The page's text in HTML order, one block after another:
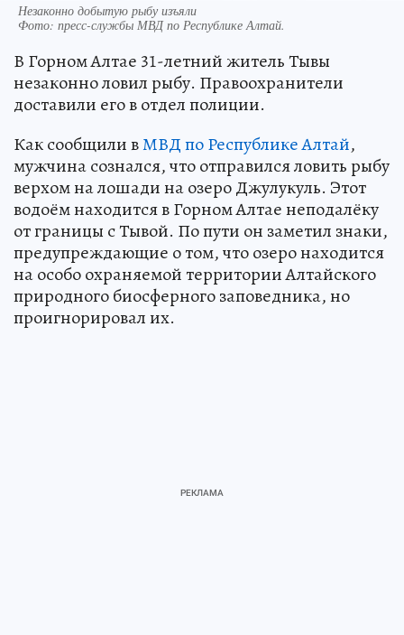
Незаконно добытую рыбу изъяли
Фото: пресс-службы МВД по Республике Алтай.
В Горном Алтае 31-летний житель Тывы
незаконно ловил рыбу. Правоохранители
доставили его в отдел полиции.
Как сообщили вМВД по Республике Алтай,
мужчина сознался, что отправился ловить рыбу
верхом на лошади на озеро Джулукуль. Этот
водоём находится в Горном Алтае неподалёку
от границы с Тывой. По пути он заметил знаки,
предупреждающие о том, что озеро находится
на особо охраняемой территории Алтайского
природного биосферного заповедника, но
проигнорировал их.